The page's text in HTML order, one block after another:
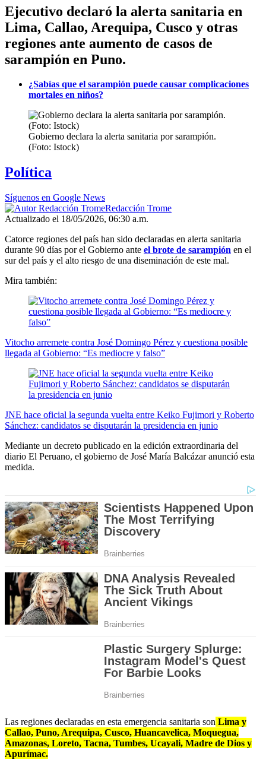
Ejecutivo declaró la alerta sanitaria en
Lima, Callao, Arequipa, Cusco y otras
regiones ante aumento de casos de
sarampión en Puno.
¿Sabías que el sarampión puede causar complicaciones
mortales en niños?
Gobierno declara la alerta sanitaria por sarampión.
(Foto: Istock)
Política
Síguenos en Google News
Redacción Trome
Actualizado el 18/05/2026, 06:30 a.m.
Catorce regiones del país han sido declaradas en alerta sanitaria
durante 90 días por el Gobierno ante el brote de sarampión en el
sur del país y el alto riesgo de una diseminación de este mal.
Mira también:
Vitocho arremete contra José Domingo Pérez y cuestiona posible
llegada al Gobierno: “Es mediocre y falso”
JNE hace oficial la segunda vuelta entre Keiko Fujimori y Roberto
Sánchez: candidatos se disputarán la presidencia en junio
Mediante un decreto publicado en la edición extraordinaria del
diario El Peruano, el gobierno de José María Balcázar anunció esta
medida.
Las regiones declaradas en esta emergencia sanitaria son Lima y
Callao, Puno, Arequipa, Cusco, Huancavelica, Moquegua,
Amazonas, Loreto, Tacna, Tumbes, Ucayali, Madre de Dios y
Apurímac.